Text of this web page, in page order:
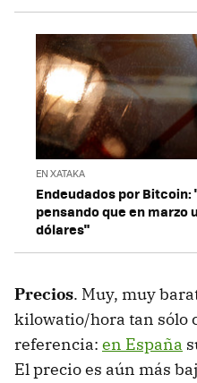
EN XATAKA
Endeudados por
pensando que en
dólares"
Precios. Muy, muy
kilowatio/hora tan sólo
referencia: en España
El precio es aún más